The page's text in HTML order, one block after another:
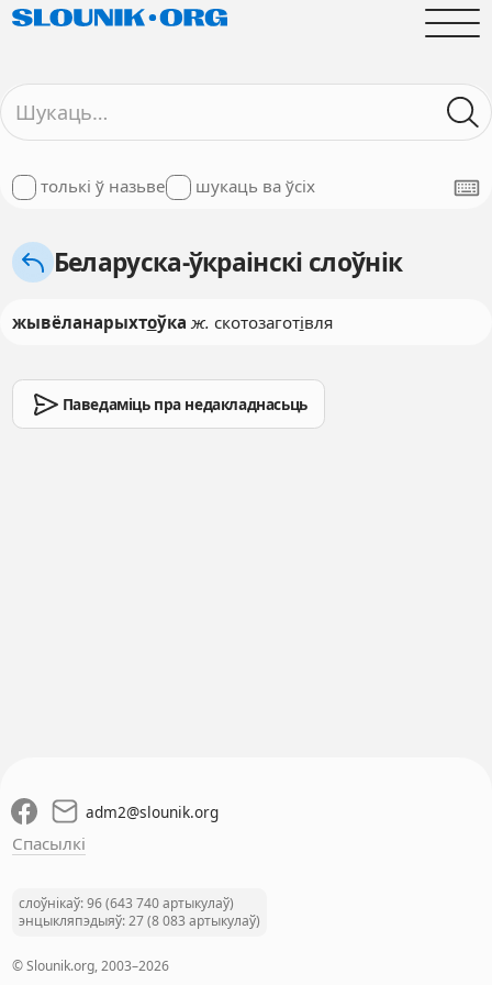
толькі ў назьве шукаць ва ўсіх
Беларуска-ўкраінскі слоўнік
жывёланарыхтоўка ж. скотозаготівля
Паведаміць пра недакладнасьць
adm2@slounik.org
Спасылкі
слоўнікаў: 96 (643 740 артыкулаў)
энцыкляпэдыяў: 27 (8 083 артыкулаў)
© Slounik.org, 2003–2026